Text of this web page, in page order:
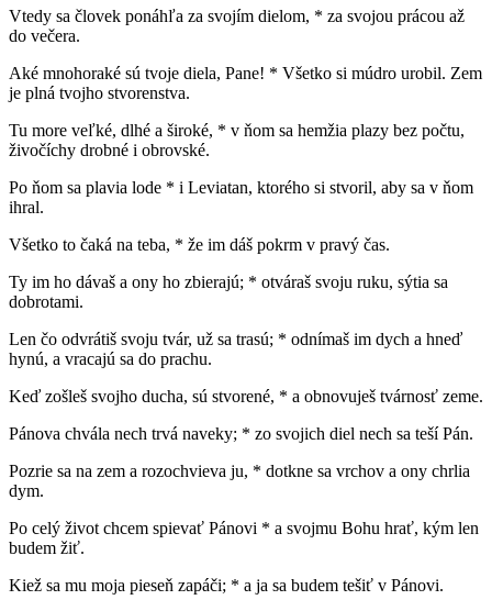
Vtedy sa človek ponáhľa za svojím dielom, * za svojou prácou až
do večera.
Aké mnohoraké sú tvoje diela, Pane! * Všetko si múdro urobil. Zem
je plná tvojho stvorenstva.
Tu more veľké, dlhé a široké, * v ňom sa hemžia plazy bez počtu,
živočíchy drobné i obrovské.
Po ňom sa plavia lode * i Leviatan, ktorého si stvoril, aby sa v ňom
ihral.
Všetko to čaká na teba, * že im dáš pokrm v pravý čas.
Ty im ho dávaš a ony ho zbierajú; * otváraš svoju ruku, sýtia sa
dobrotami.
Len čo odvrátiš svoju tvár, už sa trasú; * odnímaš im dych a hneď
hynú, a vracajú sa do prachu.
Keď zošleš svojho ducha, sú stvorené, * a obnovuješ tvárnosť zeme.
Pánova chvála nech trvá naveky; * zo svojich diel nech sa teší Pán.
Pozrie sa na zem a rozochvieva ju, * dotkne sa vrchov a ony chrlia
dym.
Po celý život chcem spievať Pánovi * a svojmu Bohu hrať, kým len
budem žiť.
Kiež sa mu moja pieseň zapáči; * a ja sa budem tešiť v Pánovi.